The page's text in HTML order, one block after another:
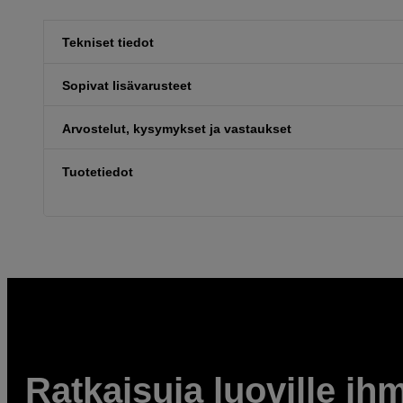
Tekniset tiedot
Sopivat lisävarusteet
Arvostelut, kysymykset ja vastaukset
Tuotetiedot
Ratkaisuja luoville